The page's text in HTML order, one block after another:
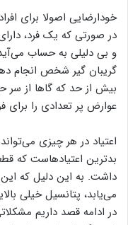
خودارضایی اصولا برای
در صورتی که یک فرد،
و بی دلیلی به حساب
گریبان گیر شخص انجام
بیش از حد که گاها از سر
عوارض پر تعدادی را برای
اعتیاد در هر چیزی
بدترین اعتیاد‌هاست که
داشت. به این دلیل که
می‌یابد، پتانسیل خیلی
در ادامه قصد داریم